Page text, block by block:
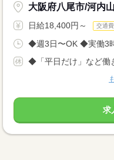
大阪府八尾市/河内
日給18,400円～ 交通
◆週3日〜OK ◆実働3
◆「平日だけ」など働
求